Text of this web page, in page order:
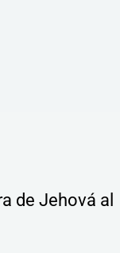
de Jehová al